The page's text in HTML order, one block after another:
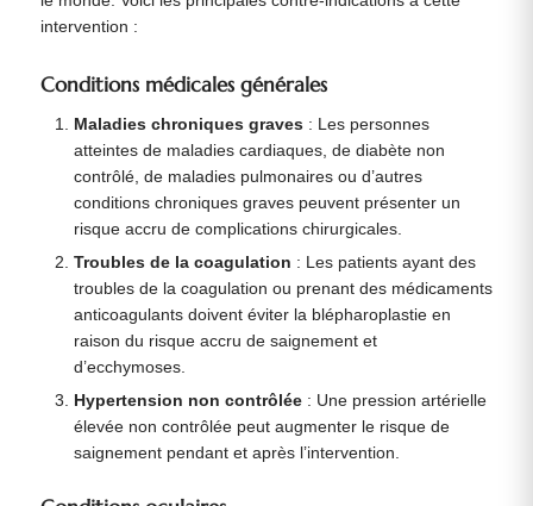
intervention :
Conditions médicales générales
Maladies chroniques graves : Les personnes
atteintes de maladies cardiaques, de diabète non
contrôlé, de maladies pulmonaires ou d’autres
conditions chroniques graves peuvent présenter un
risque accru de complications chirurgicales.
Troubles de la coagulation : Les patients ayant des
troubles de la coagulation ou prenant des médicaments
anticoagulants doivent éviter la blépharoplastie en
raison du risque accru de saignement et
d’ecchymoses.
Hypertension non contrôlée : Une pression artérielle
élevée non contrôlée peut augmenter le risque de
saignement pendant et après l’intervention.